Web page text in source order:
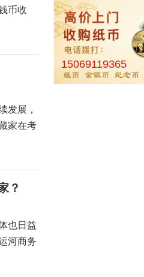
币收
发展，
家在考
？
也日益
河商务
15069119365